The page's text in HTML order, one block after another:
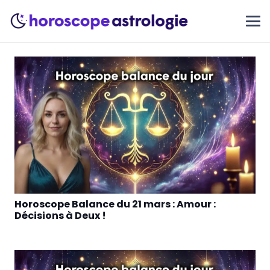
Horoscope Balance du 21 mars : Amour :
Décisions à Deux !